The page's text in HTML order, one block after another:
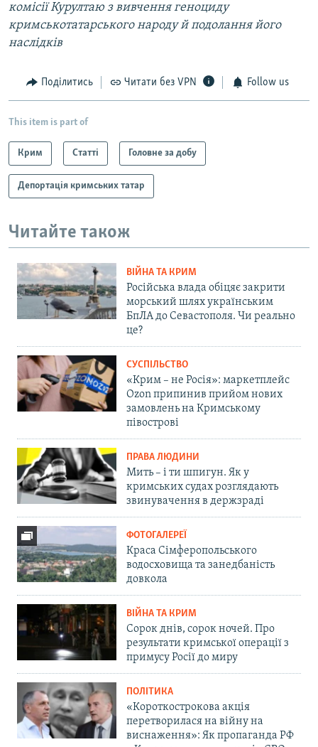
комісії Курултаю з вивчення геноциду
кримськотатарського народу й подолання його
наслідків
Поділитись Читати без VPN Follow us
This item is part of
Крим Статті Головне за добу
Депортація кримських татар
Читайте також
ВІЙНА ТА КРИМ
Російська влада обіцяє закрити
морський шлях українським
БпЛА до Севастополя. Чи реально
це?
СУСПІЛЬСТВО
«Крим – не Росія»: маркетплейс
Ozon припинив прийом нових
замовлень на Кримському
півострові
ПРАВА ЛЮДИНИ
Мить – і ти шпигун. Як у
кримських судах розглядають
звинувачення в держзраді
ФОТОГАЛЕРЕЇ
Краса Сімферопольського
водосховища та занедбаність
довкола
ВІЙНА ТА КРИМ
Сорок днів, сорок ночей. Про
результати кримської операції з
примусу Росії до миру
ПОЛІТИКА
«Короткострокова акція
перетворилася на війну на
виснаження»: Як пропаганда РФ